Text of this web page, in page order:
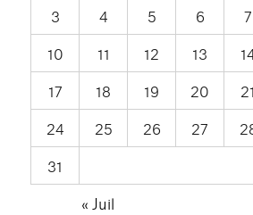
3
4 5 6 7
10
11 12 13
17
18 19 20 21
24
25 26 27
31
« Juil